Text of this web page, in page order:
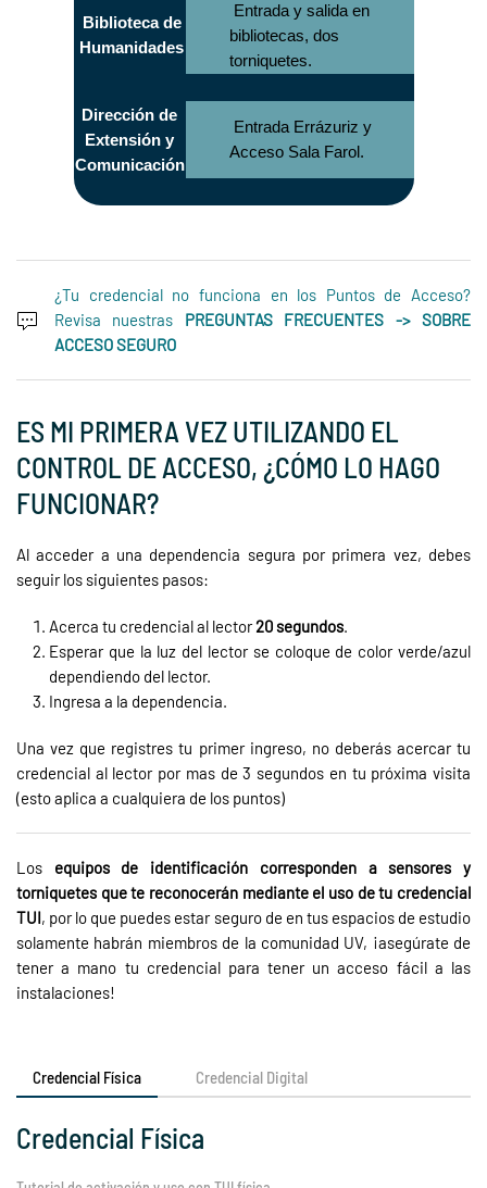
Biblioteca de
Humanidades
Entrada y salida en
bibliotecas, dos
torniquetes.
Dirección de
Extensión y
Comunicación
Entrada Errázuriz y
Acceso Sala Farol.
AS 2
¿Tu credencial no funciona en los Puntos de Acceso?
Revisa nuestras PREGUNTAS FRECUENTES -> SOBRE
ACCESO SEGURO
ES MI PRIMERA VEZ UTILIZANDO EL
CONTROL DE ACCESO, ¿CÓMO LO HAGO
FUNCIONAR?
Al acceder a una dependencia segura por primera vez, debes
seguir los siguientes pasos:
Acerca tu credencial al lector20 segundos.
Esperar que la luz del lector se coloque de color verde/azul
dependiendo del lector.
Ingresa a la dependencia.
Una vez que registres tu primer ingreso, no deberás acercar tu
credencial al lector por mas de 3 segundos en tu próxima visita
(esto aplica a cualquiera de los puntos)
Los equipos de identificación corresponden a sensores y
torniquetes que te reconocerán mediante el uso de tu credencial
TUI, por lo que puedes estar seguro de en tus espacios de estudio
solamente habrán miembros de la comunidad UV, ¡asegúrate de
tener a mano tu credencial para tener un acceso fácil a las
instalaciones!
Credencial Física Credencial Digital
Credencial Física